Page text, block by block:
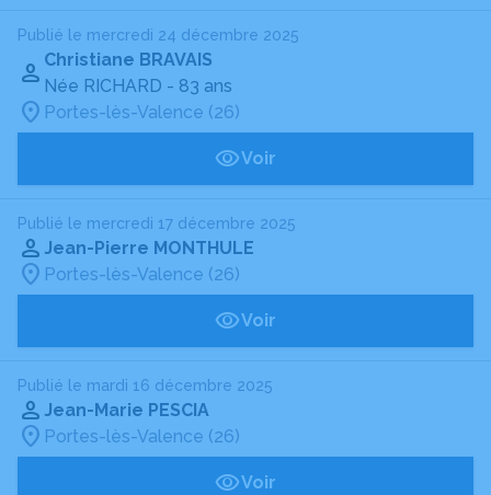
Publié le mercredi 24 décembre 2025
Christiane BRAVAIS
Née RICHARD - 83 ans
Portes-lès-Valence (26)
Voir
Publié le mercredi 17 décembre 2025
Jean-Pierre MONTHULE
Portes-lès-Valence (26)
Voir
Publié le mardi 16 décembre 2025
Jean-Marie PESCIA
Portes-lès-Valence (26)
Voir